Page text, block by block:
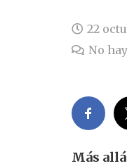
22
No
Más